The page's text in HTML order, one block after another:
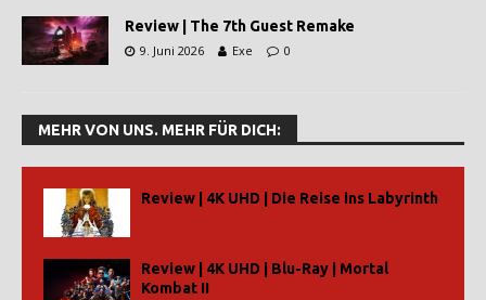
Review | The 7th Guest Remake
9. Juni 2026 Exe 0
MEHR VON UNS. MEHR FÜR DICH:
Review | 4K UHD | Die Reise ins Labyrinth
Review | 4K UHD | Blu-Ray | Mortal
Kombat II